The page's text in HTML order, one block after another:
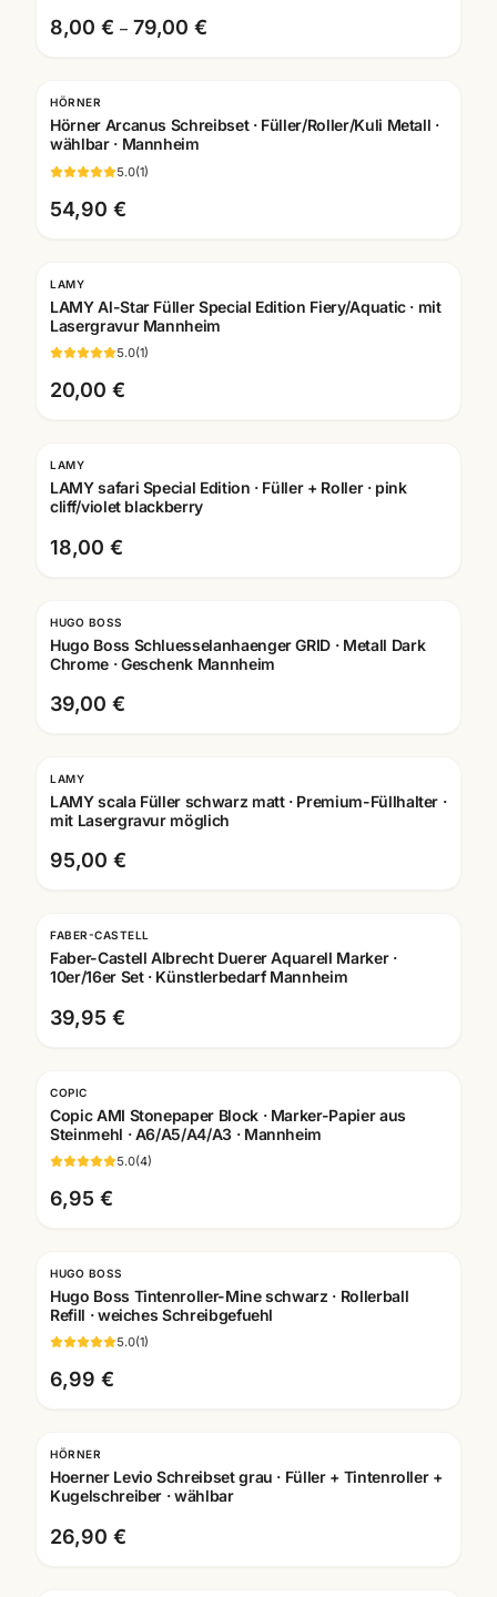
8,00 € – 79,00 €
Gravur
HÖRNER
Hörner Arcanus Schreibset · Füller/Roller/Kuli Metall ·
wählbar · Mannheim
5.0(1)
54,90 €
LAMY
LAMY Al-Star Füller Special Edition Fiery/Aquatic · mit
Lasergravur Mannheim
5.0(1)
20,00 €
Gravur
LAMY
LAMY safari Special Edition · Füller + Roller · pink
cliff/violet blackberry
18,00 €
HUGO BOSS
Hugo Boss Schluesselanhaenger GRID · Metall Dark
Chrome · Geschenk Mannheim
39,00 €
Gravur
LAMY
LAMY scala Füller schwarz matt · Premium-Füllhalter ·
mit Lasergravur möglich
95,00 €
FABER-CASTELL
Faber-Castell Albrecht Duerer Aquarell Marker ·
10er/16er Set · Künstlerbedarf Mannheim
39,95 €
COPIC
Copic AMI Stonepaper Block · Marker-Papier aus
Steinmehl · A6/A5/A4/A3 · Mannheim
5.0(4)
6,95 €
HUGO BOSS
Hugo Boss Tintenroller-Mine schwarz · Rollerball
Refill · weiches Schreibgefuehl
5.0(1)
6,99 €
Gravur
HÖRNER
Hoerner Levio Schreibset grau · Füller + Tintenroller +
Kugelschreiber · wählbar
26,90 €